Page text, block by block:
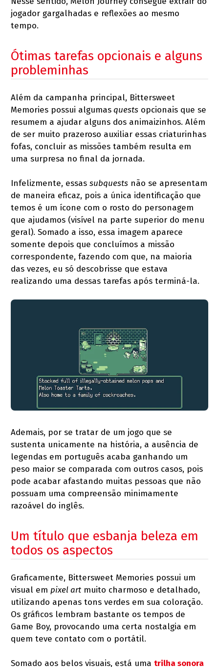
jogador gargalhadas e reflexões ao mesmo
tempo.
Ótimas tarefas opcionais e alguns
probleminhas
Além da campanha principal, Bittersweet
Memories possui algumasquests opcionais que se
resumem a ajudar alguns dos animaizinhos. Além
de ser muito prazeroso auxiliar essas criaturinhas
fofas, concluir as missões também resulta em
uma surpresa no final da jornada.
Infelizmente, essassubquests não se apresentam
de maneira eficaz, pois a única identificação que
temos é um ícone com o rosto do personagem
que ajudamos (visível na parte superior do menu
geral). Somado a isso, essa imagem aparece
somente depois que concluímos a missão
correspondente, fazendo com que, na maioria
das vezes, eu só descobrisse que estava
realizando uma dessas tarefas após terminá-la.
Ademais, por se tratar de um jogo que se
sustenta unicamente na história, a ausência de
legendas em português acaba ganhando um
peso maior se comparada com outros casos, pois
pode acabar afastando muitas pessoas que não
possuam uma compreensão minimamente
razoável do inglês.
Um título que esbanja beleza em
todos os aspectos
Graficamente, Bittersweet Memories possui um
visual em pixel art muito charmoso e detalhado,
utilizando apenas tons verdes em sua coloração.
Os gráficos lembram bastante os tempos de
Game Boy, provocando uma certa nostalgia em
quem teve contato com o portátil.
Somado aos belos visuais, está umatrilha sonora